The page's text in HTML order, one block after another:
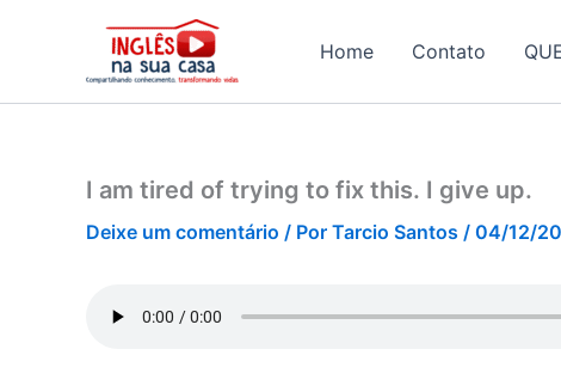
conteúdo
Home Contato
I am tired of trying to fix this. I give up.
Deixe um comentário / Por Tarcio Santos / 04/12/